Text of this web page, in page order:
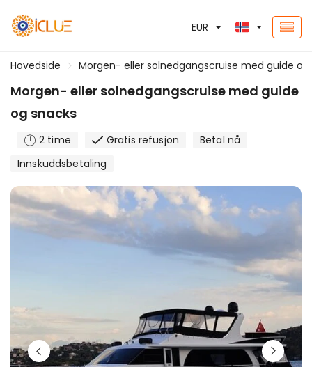
EUR
Hovedside Morgen- eller solnedgangscruise med guide og
Morgen- eller solnedgangscruise med guide
og snacks
2 time Gratis refusjon
Betal nå
Innskuddsbetaling